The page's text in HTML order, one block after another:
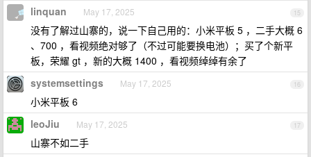
15
linquan May 17, 2025
没有了解过山寨的，说一下自己用的：小米平板 5 ，二手大概 6
、700 ，看视频绝对够了（不过可能要换电池）；买了个新平
板，荣耀 gt ，新的大概 1400 ，看视频绰绰有余了
16
systemsettings May 17, 2025
小米平板 6
17
leoJiu May 17, 2025
山寨不如二手